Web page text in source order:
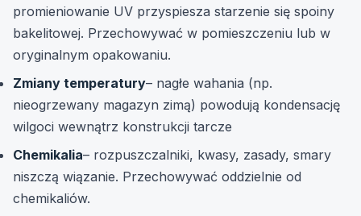
promieniowanie UV przyspiesza starzenie się spoiny
bakelitowej. Przechowywać w pomieszczeniu lub w
oryginalnym opakowaniu.
Zmiany temperatury– nagłe wahania (np.
nieogrzewany magazyn zimą) powodują kondensację
wilgoci wewnątrz konstrukcji tarcze
Chemikalia– rozpuszczalniki, kwasy, zasady, smary
niszczą wiązanie. Przechowywać oddzielnie od
chemikaliów.